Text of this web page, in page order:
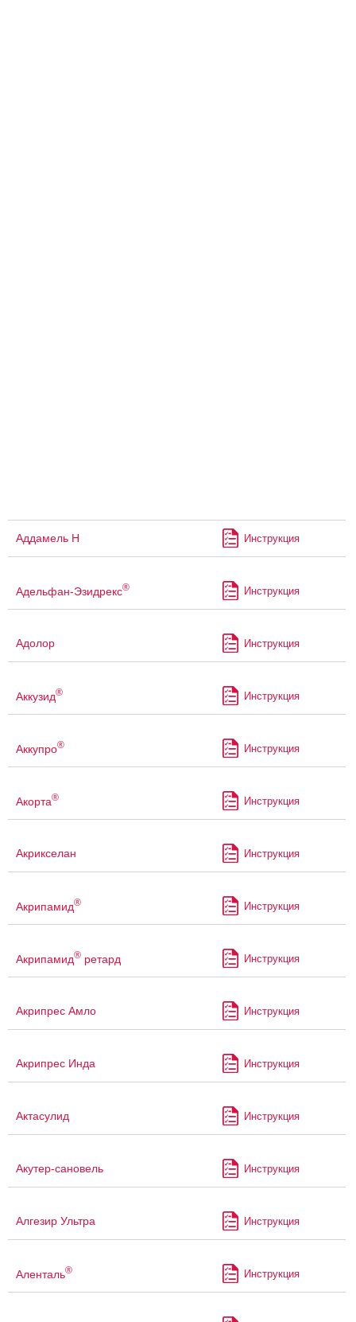
Аддамель Н Инструкция
Адельфан-Эзидрекс® Инструкция
Адолор Инструкция
Аккузид® Инструкция
Аккупро® Инструкция
Акорта® Инструкция
Акрикселан Инструкция
Акрипамид® Инструкция
Акрипамид® ретард Инструкция
Акрипрес Амло Инструкция
Акрипрес Инда Инструкция
Актасулид Инструкция
Акутер-сановель Инструкция
Алгезир Ультра Инструкция
Аленталь® Инструкция